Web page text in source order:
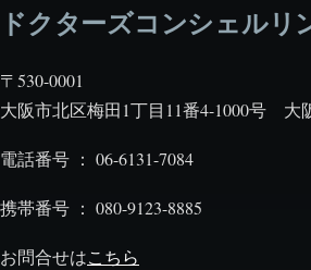
ドクターズコンシェルリ
〒530-0001
大阪市北区梅田1丁目11番4-1000号 大
電話番号 ： 06-6131-7084
携帯番号 ： 080-9123-8885
お問合せはこちら